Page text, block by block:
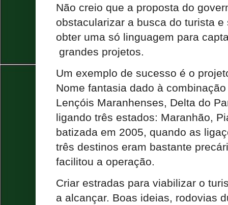
Não creio que a proposta do
obstacularizar a busca do turista
obter uma só linguagem para
grandes projetos.
Um exemplo de sucesso é o
Nome fantasia dado à
Lençóis Maranhenses, Delta do
ligando três estados: Maranhão,
batizada em 2005, quando as
três destinos eram bastante
facilitou a operação.
Criar estradas para viabilizar o
a alcançar. Boas ideias, rodovias